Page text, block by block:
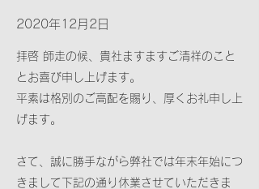
2020年12月2日
拝啓 師走の候、貴社ますますご清祥のこと
とお喜び申し上げます。
平素は格別のご高配を賜り、厚くお礼申し上
げます。
さて、誠に勝手ながら弊社では年末年始につ
きまして下記の通り休業させていただきま